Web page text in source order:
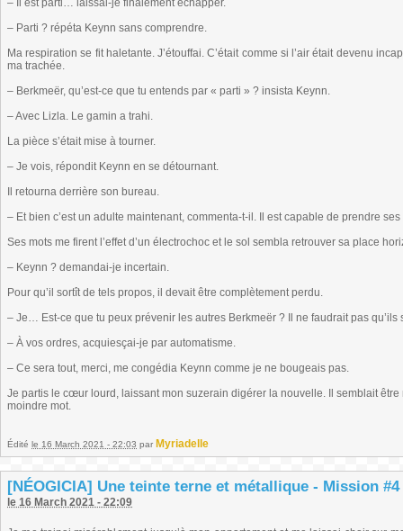
– Il est parti… laissai-je finalement échapper.
– Parti ? répéta Keynn sans comprendre.
Ma respiration se fit haletante. J’étouffai. C’était comme si l’air était devenu
ma trachée.
– Berkmeër, qu’est-ce que tu entends par « parti » ? insista Keynn.
– Avec Lizla. Le gamin a trahi.
La pièce s’était mise à tourner.
– Je vois, répondit Keynn en se détournant.
Il retourna derrière son bureau.
– Et bien c’est un adulte maintenant, commenta-t-il. Il est capable de prendre
Ses mots me firent l’effet d’un électrochoc et le sol sembla retrouver sa place
– Keynn ? demandai-je incertain.
Pour qu’il sortît de tels propos, il devait être complètement perdu.
– Je… Est-ce que tu peux prévenir les autres Berkmeër ? Il ne faudrait pas qu’ils
– À vos ordres, acquiesçai-je par automatisme.
– Ce sera tout, merci, me congédia Keynn comme je ne bougeais pas.
Je partis le cœur lourd, laissant mon suzerain digérer la nouvelle. Il semblait
moindre mot.
Édité le 16 March 2021 - 22:03 par Myriadelle
[NÉOGICIA] Une teinte terne et métallique - Mission
le 16 March 2021 - 22:09